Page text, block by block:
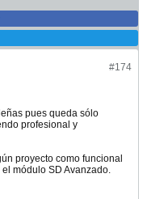
#174
pues queda sólo
profesional y
proyecto como funcional
módulo SD Avanzado.